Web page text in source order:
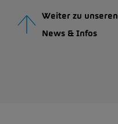
Weiter zu unseren
News & Infos